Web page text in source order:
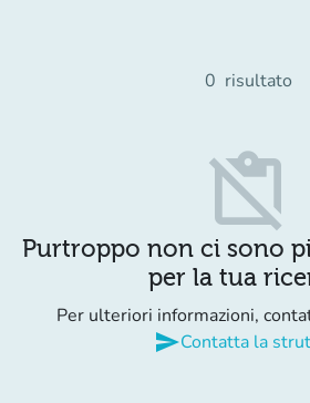
0 risultato
content_paste_off
Purtroppo non ci sono
per la tua
Per ulteriori informazioni,
sendContatta la